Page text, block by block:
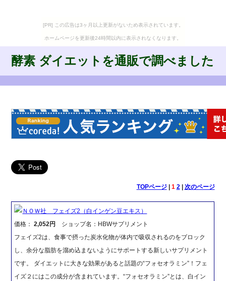
[PR] この広告は3ヶ月以上更新がないため表示されています。
ホームページを更新後24時間以内に表示されなくなります。
酵素 ダイエットを通販で調べました
TOPページ| 1 2| 次のページ
ＮＯＷ社 フェイズ2（白インゲン豆エキス）
価格：2,052円
ショップ名：HBWサプリメント
フェイズ2は、食事で摂った炭水化物が体内で吸収されるのをブロック
し、余分な脂肪を溜め込まないようにサポートする新しいサプリメント
です。 ダイエットに大きな効果があると話題の“フォセオラミン”！フェ
イズ２にはこの成分が含まれています。“フォセオラミン”とは、白イン